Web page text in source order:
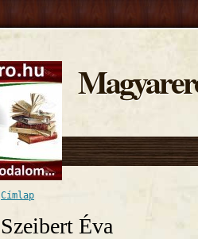
Jelenlegi hely
Címlap
Szeibert Éva